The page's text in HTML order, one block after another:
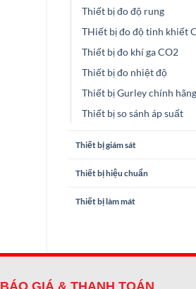
Thiết bị đo độ rung
THiết bị đo độ tinh khiết
Thiết bị đo khí ga CO2
Thiết bị đo nhiệt độ
Thiết bị Gurley chính hãng
Thiết bị so sánh áp suất
Thiết bị giám sát
Thiết bị hiệu chuẩn
Thiết bị làm mát
BÁO GIÁ & THANH TOÁN